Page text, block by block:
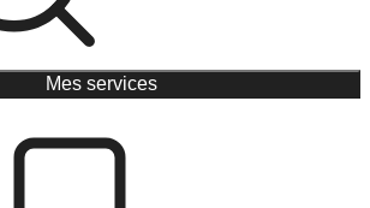
Mes services